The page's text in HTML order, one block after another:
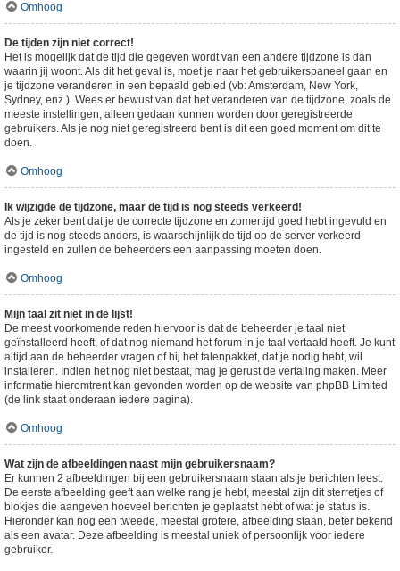
Omhoog
De tijden zijn niet correct!
Het is mogelijk dat de tijd die gegeven wordt van een andere tijdzone is dan
waarin jij woont. Als dit het geval is, moet je naar het gebruikerspaneel gaan en
je tijdzone veranderen in een bepaald gebied (vb: Amsterdam, New York,
Sydney, enz.). Wees er bewust van dat het veranderen van de tijdzone, zoals de
meeste instellingen, alleen gedaan kunnen worden door geregistreerde
gebruikers. Als je nog niet geregistreerd bent is dit een goed moment om dit te
doen.
Omhoog
Ik wijzigde de tijdzone, maar de tijd is nog steeds verkeerd!
Als je zeker bent dat je de correcte tijdzone en zomertijd goed hebt ingevuld en
de tijd is nog steeds anders, is waarschijnlijk de tijd op de server verkeerd
ingesteld en zullen de beheerders een aanpassing moeten doen.
Omhoog
Mijn taal zit niet in de lijst!
De meest voorkomende reden hiervoor is dat de beheerder je taal niet
geïnstalleerd heeft, of dat nog niemand het forum in je taal vertaald heeft. Je kunt
altijd aan de beheerder vragen of hij het talenpakket, dat je nodig hebt, wil
installeren. Indien het nog niet bestaat, mag je gerust de vertaling maken. Meer
informatie hieromtrent kan gevonden worden op de website van phpBB Limited
(de link staat onderaan iedere pagina).
Omhoog
Wat zijn de afbeeldingen naast mijn gebruikersnaam?
Er kunnen 2 afbeeldingen bij een gebruikersnaam staan als je berichten leest.
De eerste afbeelding geeft aan welke rang je hebt, meestal zijn dit sterretjes of
blokjes die aangeven hoeveel berichten je geplaatst hebt of wat je status is.
Hieronder kan nog een tweede, meestal grotere, afbeelding staan, beter bekend
als een avatar. Deze afbeelding is meestal uniek of persoonlijk voor iedere
gebruiker.